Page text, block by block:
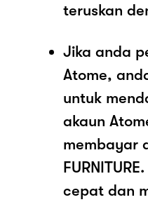
teruskan
Jika anda
Atome,
untuk
akaun
membayar
cepat dan